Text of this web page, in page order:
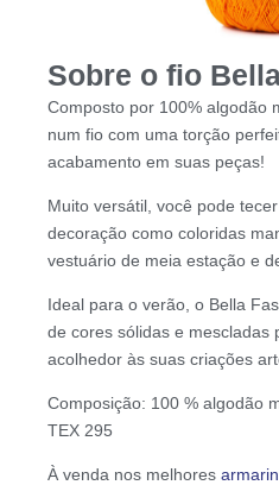
Sobre o fio
Composto por 100% algodão
num fio com uma torção
acabamento em suas peças!
Muito versátil, você pode
decoração como coloridas
vestuário de meia estação e
Ideal para o verão, o Bella
de cores sólidas e mescladas
acolhedor às suas criações
Composição: 100 % algodão
TEX 295
À venda nos melhores